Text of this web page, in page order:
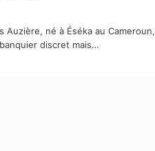
Auzière, né à Éséka au Cameroun,
discret mais…